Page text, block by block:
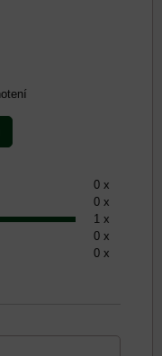
0 x
0 x
1 x
0 x
0 x